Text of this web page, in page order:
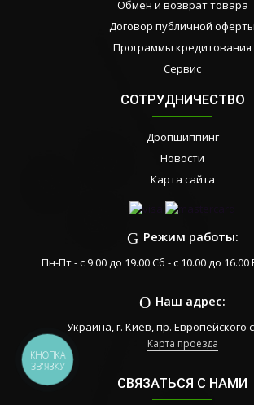
Обмен и возврат товара
Договор публичной оферты
Программы кредитования
Сервис
СОТРУДНИЧЕСТВО
Дропшиппинг
Новости
Карта сайта
Режим работы:
Пн-Пт - с 9.00 до 19.00 Сб - с 10.00 до
Наш адрес:
Украина, г. Киев, пр. Европейского
Карта проезда
СВЯЗАТЬСЯ С НАМИ
КНОПКА
ЗВ'ЯЗКУ